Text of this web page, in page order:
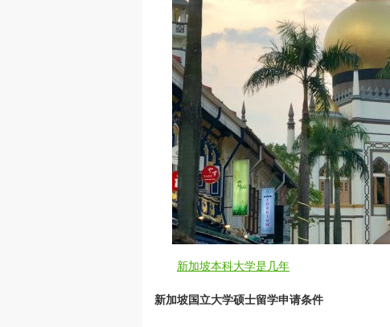
新加坡本科大学是几年
新加坡国立大学硕士留学申请条件